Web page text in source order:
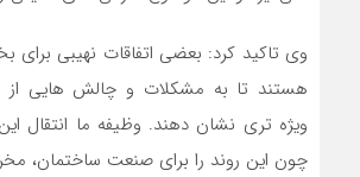
وی تاکید کرد: بعضی اتفاقات نهیبی
هستند تا به مشکلات و چالش هایی از
ویژه تری نشان دهند. وظیفه ما انتقال
چون این روند را برای صنعت ساختمان،